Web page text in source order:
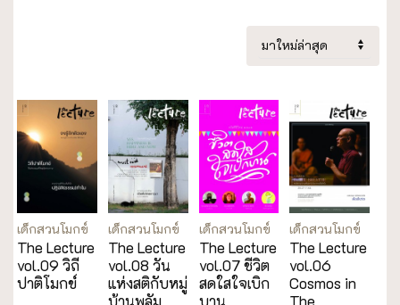
เด็กสวนโมกข์
The Lecture
vol.09 วิถี
ปาติโมกข์
เด็กสวนโมกข์
The Lecture
vol.08 วัน
แห่งสติกับหมู่
เด็กสวนโมกข์
The Lecture
vol.07 ชีวิต
สดใสใจเบิก
เด็กสวนโมกข์
The Lecture
vol.06
Cosmos in